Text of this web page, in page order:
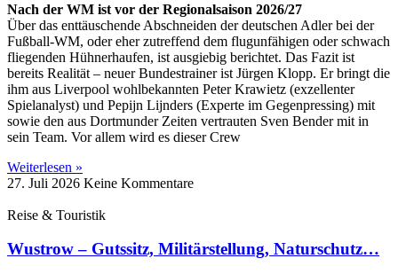
Nach der WM ist vor der Regionalsaison 2026/27
Über das enttäuschende Abschneiden der deutschen Adler bei der
Fußball-WM, oder eher zutreffend dem flugunfähigen oder schwach
fliegenden Hühnerhaufen, ist ausgiebig berichtet. Das Fazit ist
bereits Realität – neuer Bundestrainer ist Jürgen Klopp. Er bringt die
ihm aus Liverpool wohlbekannten Peter Krawietz (exzellenter
Spielanalyst) und Pepijn Lijnders (Experte im Gegenpressing) mit
sowie den aus Dortmunder Zeiten vertrauten Sven Bender mit in
sein Team. Vor allem wird es dieser Crew
Weiterlesen »
27. Juli 2026 Keine Kommentare
Reise & Touristik
Wustrow – Gutssitz, Militärstellung, Naturschutz…